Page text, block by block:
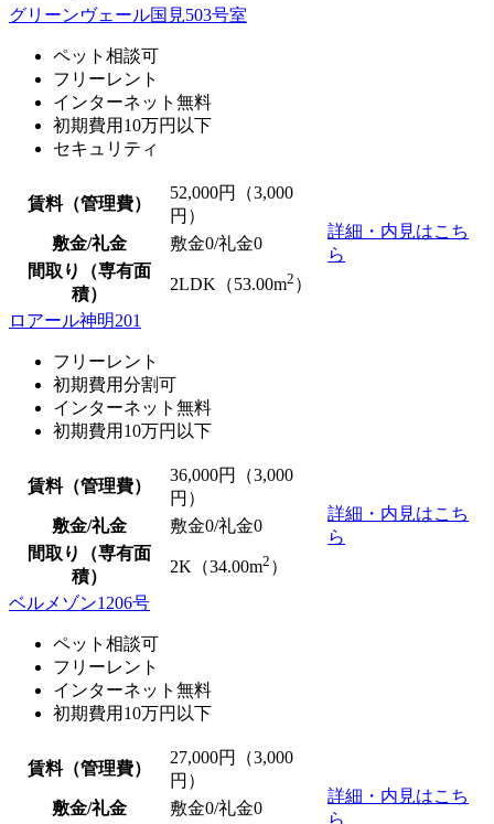
グリーンヴェール国見503号室
ペット相談可
フリーレント
インターネット無料
初期費用10万円以下
セキュリティ
賃料（管理費）
52,000円（3,000
円）
詳細・内見はこち
ら
敷金/礼金 敷金0/礼金0
間取り（専有面
積）
2LDK（53.00m2 ）
ロアール神明201
フリーレント
初期費用分割可
インターネット無料
初期費用10万円以下
賃料（管理費）
36,000円（3,000
円）
詳細・内見はこち
ら
敷金/礼金 敷金0/礼金0
間取り（専有面
積）
2K（34.00m2 ）
ベルメゾン1206号
ペット相談可
フリーレント
インターネット無料
初期費用10万円以下
賃料（管理費）
27,000円（3,000
円）
詳細・内見はこち
ら
敷金/礼金 敷金0/礼金0